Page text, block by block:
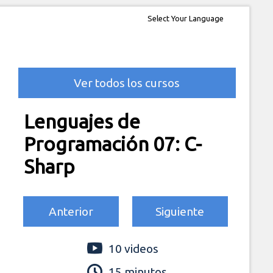
Ver todos los cursos
Lenguajes de
Programación 07: C-
Sharp
Anterior Siguiente
10 videos
Select Your Language